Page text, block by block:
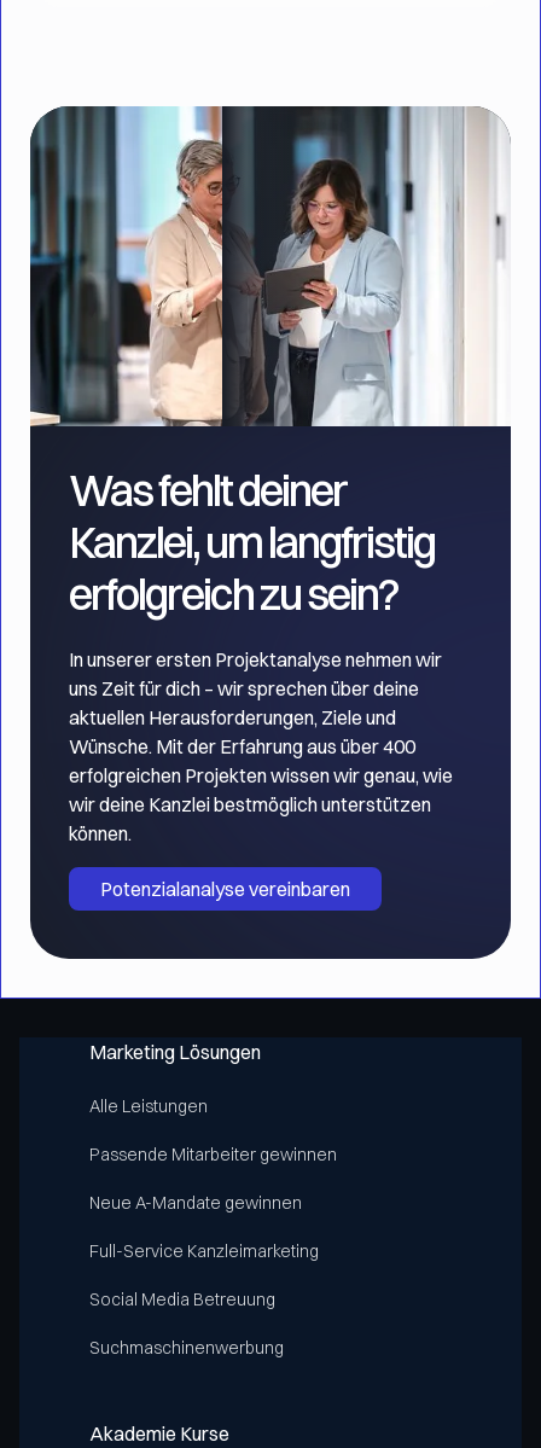
Was fehlt deiner
Kanzlei, um langfristig
erfolgreich zu sein?
In unserer ersten Projektanalyse nehmen wir
uns Zeit für dich – wir sprechen über deine
aktuellen Herausforderungen, Ziele und
Wünsche. Mit der Erfahrung aus über 400
erfolgreichen Projekten wissen wir genau, wie
wir deine Kanzlei bestmöglich unterstützen
können.
Potenzialanalyse vereinbaren
Marketing Lösungen
Alle Leistungen
Passende Mitarbeiter gewinnen
Neue A-Mandate gewinnen
Full-Service Kanzleimarketing
Social Media Betreuung
Suchmaschinenwerbung
Akademie Kurse